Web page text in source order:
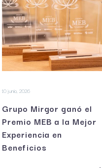
10 junio, 2026
Grupo Mirgor ganó el
Premio MEB a la Mejor
Experiencia en
Beneficios